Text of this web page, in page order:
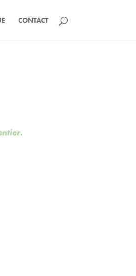
CONTACT